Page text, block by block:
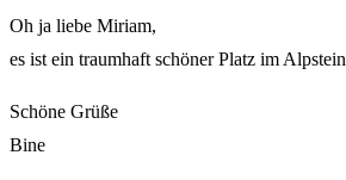
Oh ja liebe Miriam,
es ist ein traumhaft schöner Platz im
Schöne Grüße
Bine